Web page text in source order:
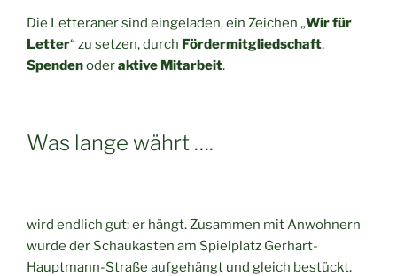
Die Letteraner sind eingeladen, ein Zeichen „Wir für
Letter“ zu setzen, durch Fördermitgliedschaft,
Spendenoderaktive Mitarbeit.
Was lange währt ….
wird endlich gut: er hängt. Zusammen mit Anwohnern
wurde der Schaukasten am Spielplatz Gerhart-
Hauptmann-Straße aufgehängt und gleich bestückt.